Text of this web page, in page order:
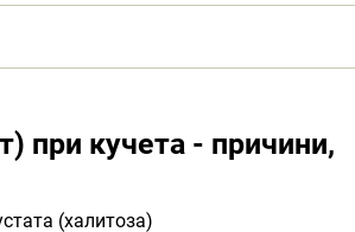
при кучета - причини,
(халитоза)